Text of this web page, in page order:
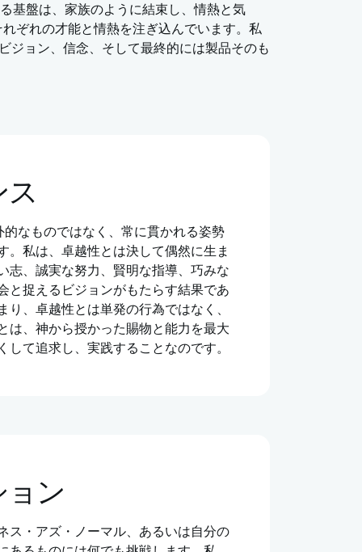
基盤は、家族のように結束し、情熱と気
ぞれの才能と情熱を注ぎ込んでいます。私
ジョン、信念、そして最終的には製品そのも
なものではなく、常に貫かれる姿勢
。私は、卓越性とは決して偶然に生ま
志、誠実な努力、賢明な指導、巧みな
と捉えるビジョンがもたらす結果であ
り、卓越性とは単発の行為ではなく、
は、神から授かった賜物と能力を最大
して追求し、実践することなのです。
ン
ス・アズ・ノーマル、あるいは自分の